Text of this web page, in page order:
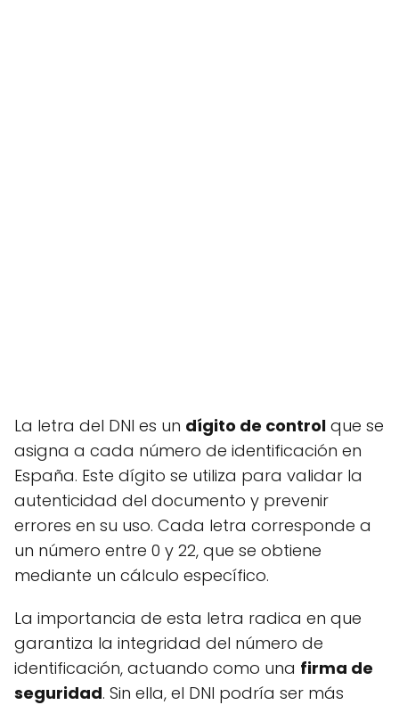
La letra del DNI es un dígito de control que se
asigna a cada número de identificación en
España. Este dígito se utiliza para validar la
autenticidad del documento y prevenir
errores en su uso. Cada letra corresponde a
un número entre 0 y 22, que se obtiene
mediante un cálculo específico.
La importancia de esta letra radica en que
garantiza la integridad del número de
identificación, actuando como una firma de
seguridad. Sin ella, el DNI podría ser más